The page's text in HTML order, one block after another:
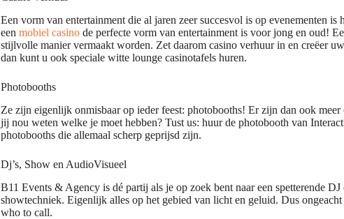
Een vorm van entertainment die al jaren zeer succesvol is op evenementen is
een mobiel casinode perfecte vorm van entertainment is voor jong en oud!
stijlvolle manier vermaakt worden. Zet daarom casino verhuur in en creëer
dan kunt u ook speciale witte lounge casinotafels huren.
Photobooths
Ze zijn eigenlijk onmisbaar op ieder feest: photobooths! Er zijn dan ook
jij nou weten welke je moet hebben? Tust us: huur de photobooth van
photobooths die allemaal scherp geprijsd zijn.
Dj’s, Show en AudioVisueel
B11 Events & Agency is dé partij als je op zoek bent naar een spetterende
showtechniek. Eigenlijk alles op het gebied van licht en geluid. Dus
who to call.